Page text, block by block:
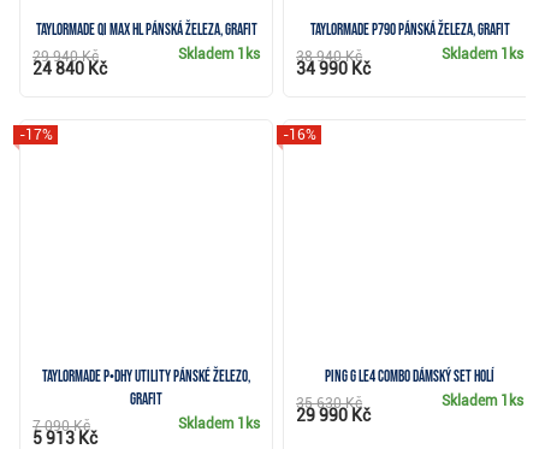
TaylorMade Qi Max HL pánská železa, grafit
Skladem 1ks
29 940 Kč
24 840 Kč
TaylorMade P790 pánská železa, grafit
Skladem 1ks
38 940 Kč
34 990 Kč
TaylorMade P•DHY Utility pánské železo,
grafit
-17%
Skladem 1ks
7 090 Kč
5 913 Kč
PING G Le4 Combo dámský set holí
-16%
Skladem 1ks
35 630 Kč
29 990 Kč